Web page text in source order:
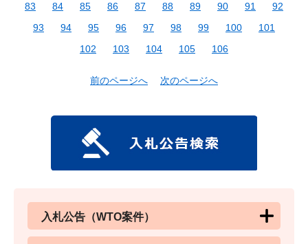
83
84 85 86 87 88 89 90 91
92
93
94 95 96 97 98 99 100
101
102
103 104 105 106
前のページへ 次のページへ
入札公告（WTO案件）